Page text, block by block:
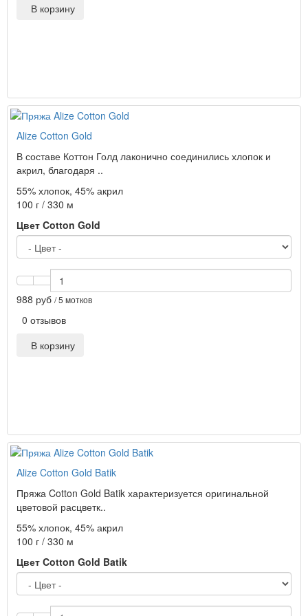
В корзину
Alize Cotton Gold
В составе Коттон Голд лаконично соединились хлопок и
акрил, благодаря ..
55% хлопок, 45% акрил
100 г / 330 м
Цвет Cotton Gold
988 руб / 5 мотков
0 отзывов
В корзину
Alize Cotton Gold Batik
Пряжа Cotton Gold Batik характеризуется оригинальной
цветовой расцветк..
55% хлопок, 45% акрил
100 г / 330 м
Цвет Cotton Gold Batik